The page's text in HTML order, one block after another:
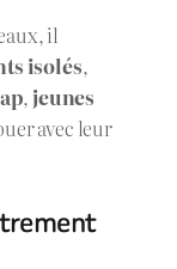
il
isolés,
, jeunes
avec leur